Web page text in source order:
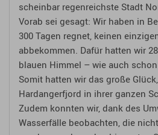
scheinbar regenreichste Stadt
Vorab sei gesagt: Wir haben in
300 Tagen regnet, keinen
abbekommen. Dafür hatten wir
blauen Himmel – wie auch
Somit hatten wir das große
Hardangerfjord in ihrer ganzen
Zudem konnten wir, dank des
Wasserfälle beobachten, die